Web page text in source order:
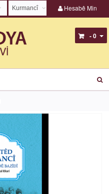
Hesabê Min
Kurmancî
Türkçe
Zazakî
- 0